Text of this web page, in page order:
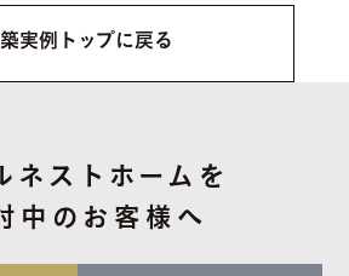
実例トップに戻る
ネストホームを
中のお客様へ